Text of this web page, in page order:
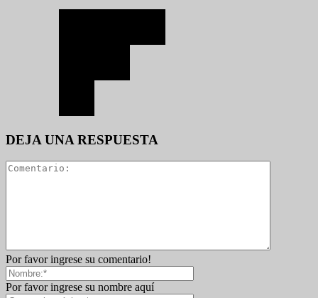
DEJA UNA RESPUESTA
Por favor ingrese su comentario!
Por favor ingrese su nombre aquí